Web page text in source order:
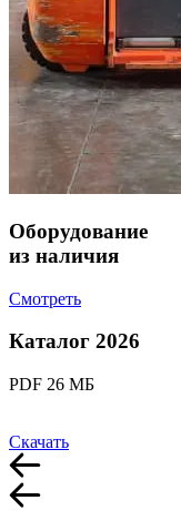
Оборудование
из наличия
Смотреть
Каталог 2026
PDF 26 МБ
Скачать